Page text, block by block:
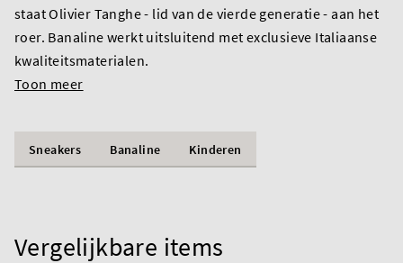
staat Olivier Tanghe - lid van de vierde generatie - aan het
roer. Banaline werkt uitsluitend met exclusieve Italiaanse
kwaliteitsmaterialen.
Toon meer
Sneakers Banaline Kinderen
Vergelijkbare items